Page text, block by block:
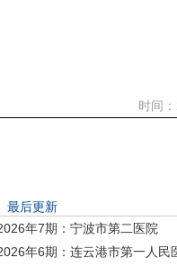
时间
最后更新
年7期：宁波市第二医院
年6期：连云港市第一人民